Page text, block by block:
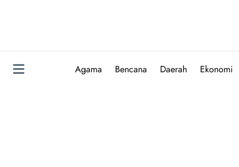
Agama Bencana Daerah Ekonomi